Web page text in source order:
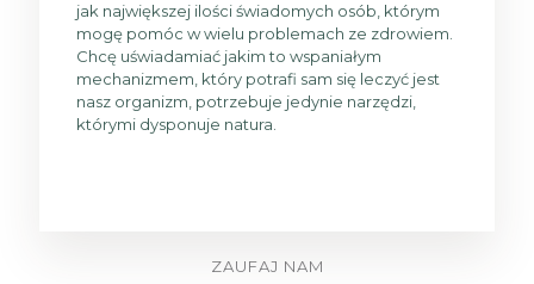
jak największej ilości świadomych osób, którym
mogę pomóc w wielu problemach ze zdrowiem.
Chcę uświadamiać jakim to wspaniałym
mechanizmem, który potrafi sam się leczyć jest
nasz organizm, potrzebuje jedynie narzędzi,
którymi dysponuje natura.
ZAUFAJ NAM